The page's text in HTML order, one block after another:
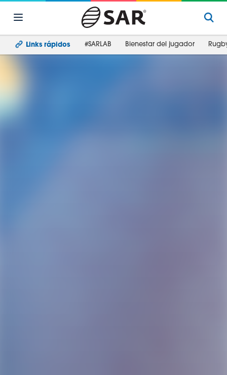
Links rápidos #SARLAB Bienestar del jugador